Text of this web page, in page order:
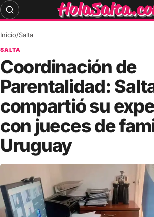
Skip
to
Inicio/Salta
SALTA
Coordinación de
Parentalidad:
compartió su
con jueces de
Uruguay